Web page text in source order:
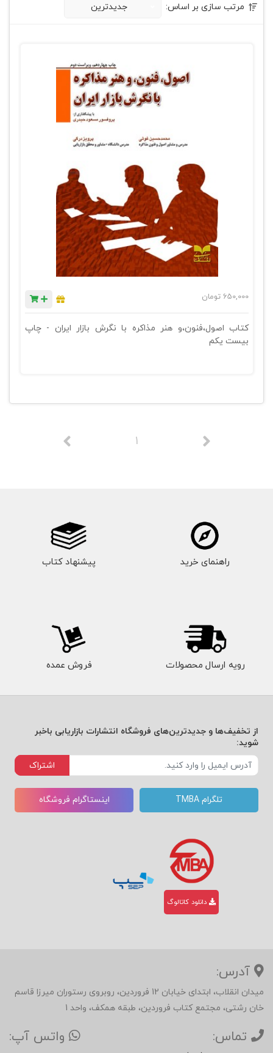
مرتب سازی بر اساس: جدیدترین
650,000 تومان
کتاب اصول،فنون،و هنر مذاکره با نگرش بازار ایران - چاپ
بیست یکم
1
راهنمای خرید پیشنهاد کتاب
رویه ارسال محصولات فروش عمده
از تخفیف‌ها و جدیدترین‌های فروشگاه انتشارات بازاریابی باخبر
شوید:
اشتراک
تلگرام TMBA اینستاگرام فروشگاه
دانلود کاتالوگ
آدرس:
میدان انقلاب، ابتدای خیابان 12 فروردین، روبروی رستوران میرزا قاسم
خان رشتی، مجتمع کتاب فروردین، طبقه همکف، واحد 1
تماس: واتس آپ: